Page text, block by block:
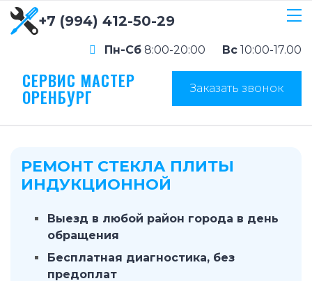
+7 (994) 412-50-29
Пн-Сб 8:00-20:00 Вс 10:00-17.00
СЕРВИС МАСТЕР
ОРЕНБУРГ Заказать звонок
РЕМОНТ СТЕКЛА ПЛИТЫ
ИНДУКЦИОННОЙ
Выезд в любой район города в день
обращения
Бесплатная диагностика, без
предоплат